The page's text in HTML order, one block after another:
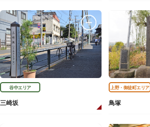
谷中エリア
三崎坂
上野・御徒町エリア
鳥塚